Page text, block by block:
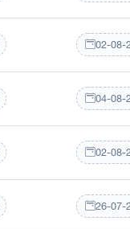
02-08-
04-08-
02-08-
26-07-